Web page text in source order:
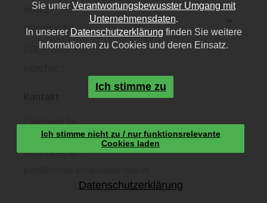
HOME
PRODUKTE
ÜBER UNS
40468 Düsseldorf
0178 14 22 40 2
Sie unter Verantwortungsbewusster Umgang mit
Unternehmensdaten.
In unserer Datenschutzerklärung finden Sie weitere
Informationen zu Cookies und deren Einsatz.
Ich stimme zu
Ich stimme nicht zu / nur funktionsrelevante
Cookies laden
Datenschutzerklärung